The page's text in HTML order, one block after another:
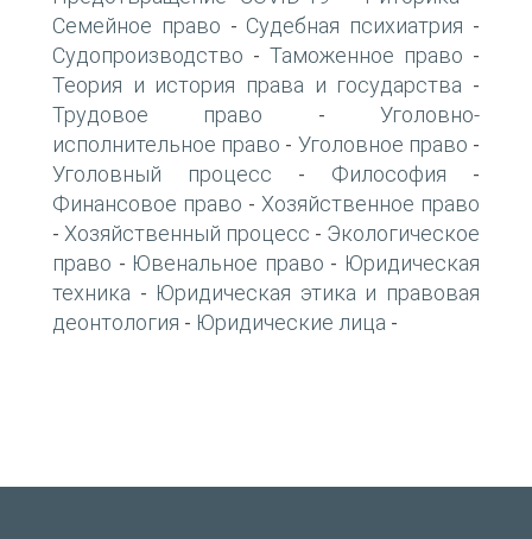
Семейное право - Судебная психиатрия -
Судопроизводство - Таможенное право -
Теория и история права и государства -
Трудовое право -Уголовно-
исполнительное право - Уголовное право -
Уголовный процесс - Философия -
Финансовое право - Хозяйственное право
- Хозяйственный процесс - Экологическое
право - Ювенальное право - Юридическая
техника - Юридическая этика и правовая
деонтология - Юридические лица -